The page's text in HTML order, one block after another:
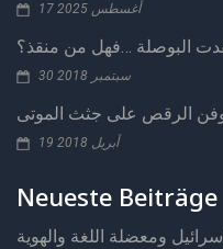
17 أغسطس 2025
البوصلة …فهل من منقذ؟
30 سبتمبر 2018
الرقص على جثث الموتى
19 أبريل 2018
Neueste Beiträge
ومعضلة اللغة والهوية